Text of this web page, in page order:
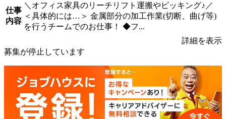
仕事
内容
＼オフィス家具のリーチリフト運搬やピッキング♪／
＜具体的には…＞ 金属部分の加工作業(切断、曲げ等)
を行うチームでのお仕事！ ◆フ...
詳細を表示
募集が停止しています